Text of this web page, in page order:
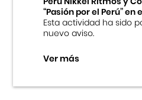
“Pasión por el Perú” en
Esta actividad ha sido
nuevo aviso.
Ver más